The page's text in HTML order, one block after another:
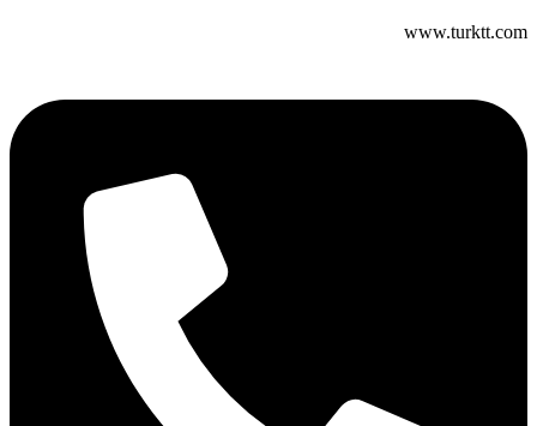
www.turktt.com